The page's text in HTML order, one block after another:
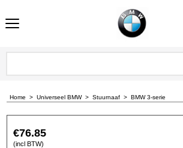
Home > Universeel BMW> Stuurnaaf > BMW 3-serie
€76.85
(incl BTW)